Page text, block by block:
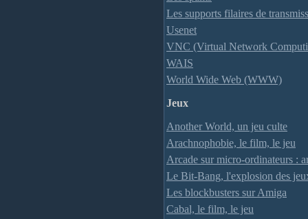
Les supports filaires de
Usenet
VNC (Virtual Network
WAIS
World Wide Web (WWW)
Jeux
Another World, un jeu culte
Arachnophobie, le film, le jeu
Arcade sur micro-ordinateurs :
Le Bit-Bang, l'explosion des
Les blockbusters sur Amiga
Cabal, le film, le jeu